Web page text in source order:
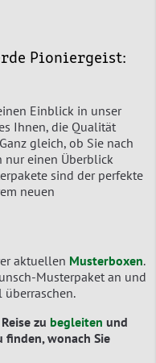
Pioniergeist:
Einblick in unser
Ihnen, die Qualität
gleich, ob Sie nach
nur einen Überblick
sind der perfekte
neuen
aktuellen Musterboxen.
Musterpaket an und
überraschen.
zu begleiten und
finden, wonach Sie